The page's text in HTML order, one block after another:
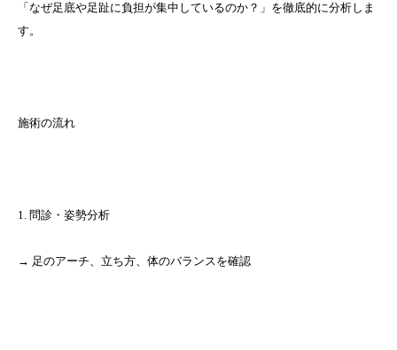
「なぜ足底や足趾に負担が集中しているのか？」を徹底的に分析しま
す。
施術の流れ
1. 問診・姿勢分析
→ 足のアーチ、立ち方、体のバランスを確認